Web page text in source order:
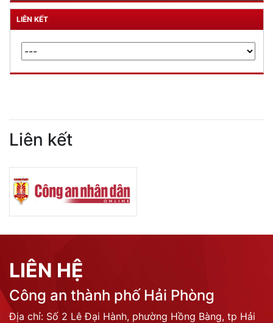
LIÊN KẾT
Liên kết
LIÊN HỆ
Công an thành phố Hải Phòng
Địa chỉ: Số 2 Lê Đại Hành, phường Hồng Bàng, tp Hải